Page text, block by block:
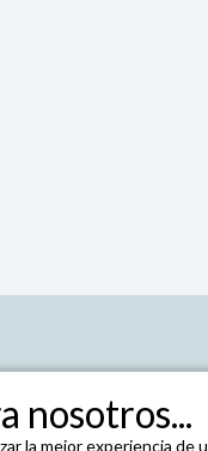
nosotros...
la mejor experiencia